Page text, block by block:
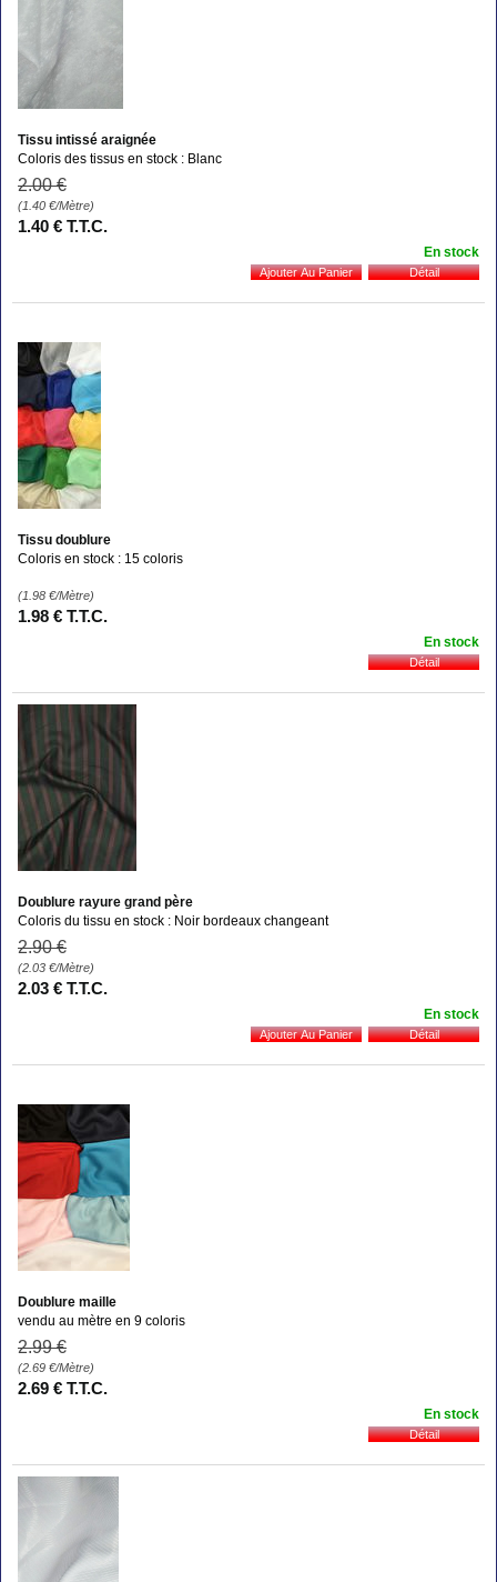
Tissu intissé araignée
Coloris des tissus en stock : Blanc
2.00 €
(1.40 €/Mètre)
1.40 € T.T.C.
En stock
Tissu doublure
Coloris en stock : 15 coloris
(1.98 €/Mètre)
1.98 € T.T.C.
En stock
Doublure rayure grand père
Coloris du tissu en stock : Noir bordeaux changeant
2.90 €
(2.03 €/Mètre)
2.03 € T.T.C.
En stock
Doublure maille
vendu au mètre en 9 coloris
2.99 €
(2.69 €/Mètre)
2.69 € T.T.C.
En stock